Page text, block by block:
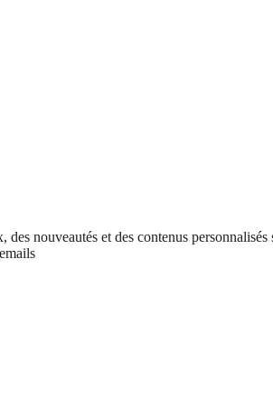
nouveautés et des contenus personnalisés